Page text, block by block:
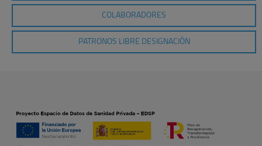
COLABORADORES
PATRONOS LIBRE DESIGNACIÓN